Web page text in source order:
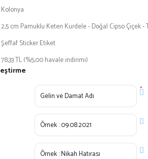
Kolonya
2,5 cm Pamuklu Keten Kurdele - Doğal Cipso Çiçek -
Şeffaf Sticker Etiket
78,33 TL (%5,00 havale indirimi)
*